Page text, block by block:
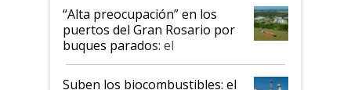
“Alta preocupación” en los
puertos del Gran Rosario por
buques parados: el
funcionamiento de las
exportadoras en tensión tras
Suben los biocombustibles: el